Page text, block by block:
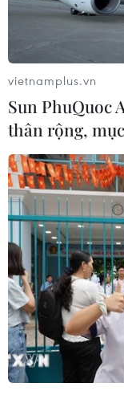
TIN CÙNG
Chứng khoán
vọng Fed giữ
10/08/2026 09:41
VN-Index tăng
ngân hàng và
10/08/2026 09:30
vietnamplus.vn
Sun PhuQuoc
thân rộng,